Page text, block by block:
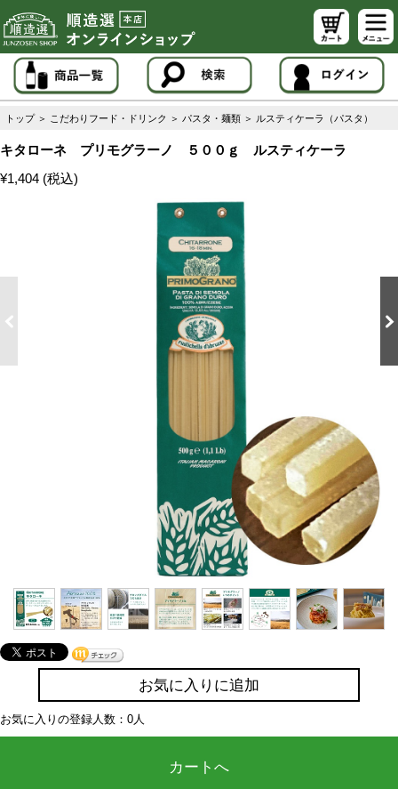
トップ ＞ こだわりフード・ドリンク ＞ パスタ・麺類 ＞ ルスティケーラ（パスタ）
キタローネ プリモグラーノ ５００ｇ ルスティケーラ
¥1,404 (税込)
お気に入りに追加
お気に入りの登録人数：0人
カートへ